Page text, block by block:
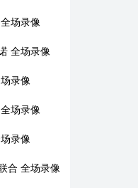
场录像
全场录像
录像
场录像
录像
合 全场录像